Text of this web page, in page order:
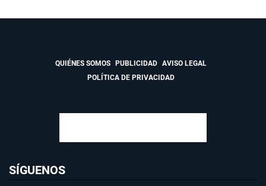
QUIÉNES SOMOS PUBLICIDAD
AVISO LEGAL
POLÍTICA DE PRIVACIDAD
SÍGUENOS